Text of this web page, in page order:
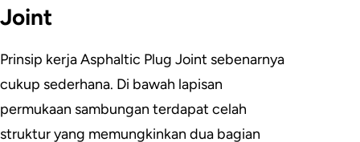
Joint
Prinsip kerja Asphaltic Plug Joint sebenarnya
cukup sederhana. Di bawah lapisan
permukaan sambungan terdapat celah
struktur yang memungkinkan dua bagian